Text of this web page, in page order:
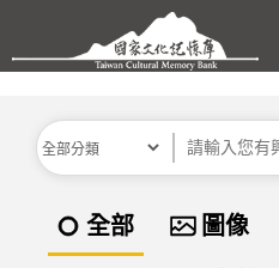
跳到主要內容區塊
分類 關鍵字
全部 圖像